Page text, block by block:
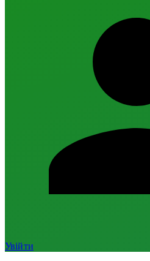
Увійти